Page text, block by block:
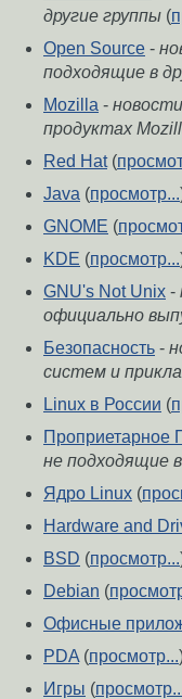
другие группы (
Open Source -
подходящие в
Mozilla -
продуктах
Red Hat(
Java (просмотр...
GNOME (
KDE (просмотр...
GNU's Not Unix -
официально
Безопасность -
систем и
Linux в России (
Проприетарное
не подходящие
Ядро Linux (
Hardware and
BSD (просмотр...
Debian (
Офисные
PDA (просмотр...
Игры (